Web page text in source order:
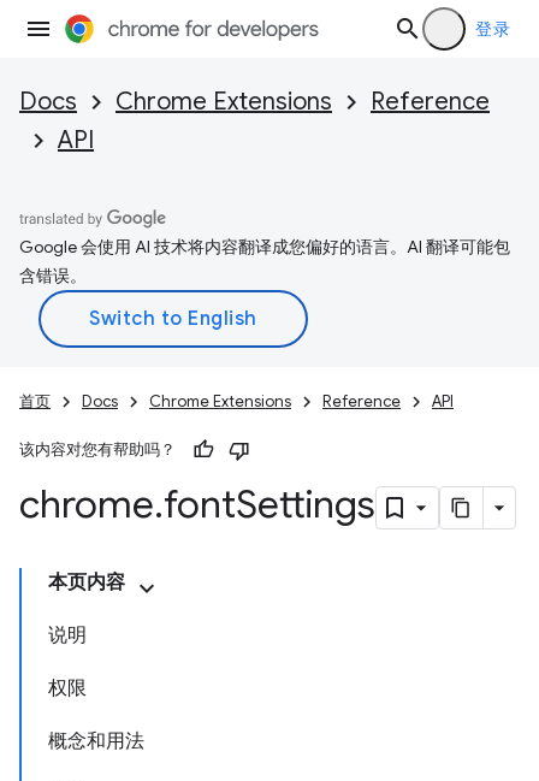
登录
Docs Chrome Extensions
Reference
API
Google 会使用 AI 技术将内容翻译成您偏好的语言。AI 翻译可能包
含错误。
首页 Docs Chrome Extensions Reference API
该内容对您有帮助吗？
chrome.fontSettings
本页内容
说明
权限
概念和用法